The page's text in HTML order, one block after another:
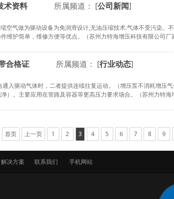
术资料 所属频道： [公司新闻]
空气做为驱动设备为免润滑设计,无油压缩技术.气体不受污染。
维护简单，维修方便等优点。（苏州力特海增压科技有限公司
合格证 所属频道： [行业动态]
入驱动气体时，二者提供连续往复运动。（增压泵不消耗增压
）。主要应用在管路及容器等更高压力要求场合。（苏州力特
首页 上一页 1 2 3 4 5 6 7 8 9
解决方案 联系我们 手机网站